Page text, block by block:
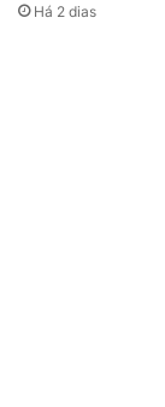
Há 2 dias